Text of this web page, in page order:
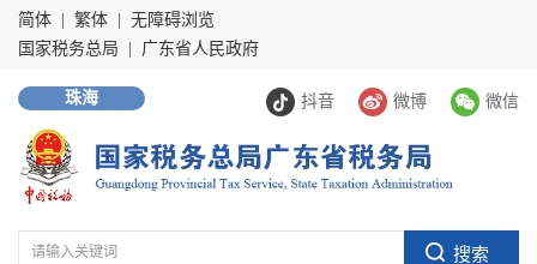
简体 繁体
无障碍浏览
国家税务总局
广东省人民政府
抖音 微博 微信
珠海